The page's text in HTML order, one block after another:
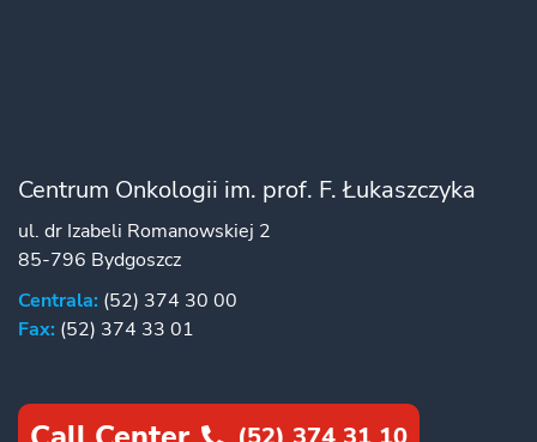
Centrum Onkologii im. prof. F. Łukaszczyka
ul. dr Izabeli Romanowskiej 2
85-796 Bydgoszcz
Centrala: (52) 374 30 00
Fax: (52) 374 33 01